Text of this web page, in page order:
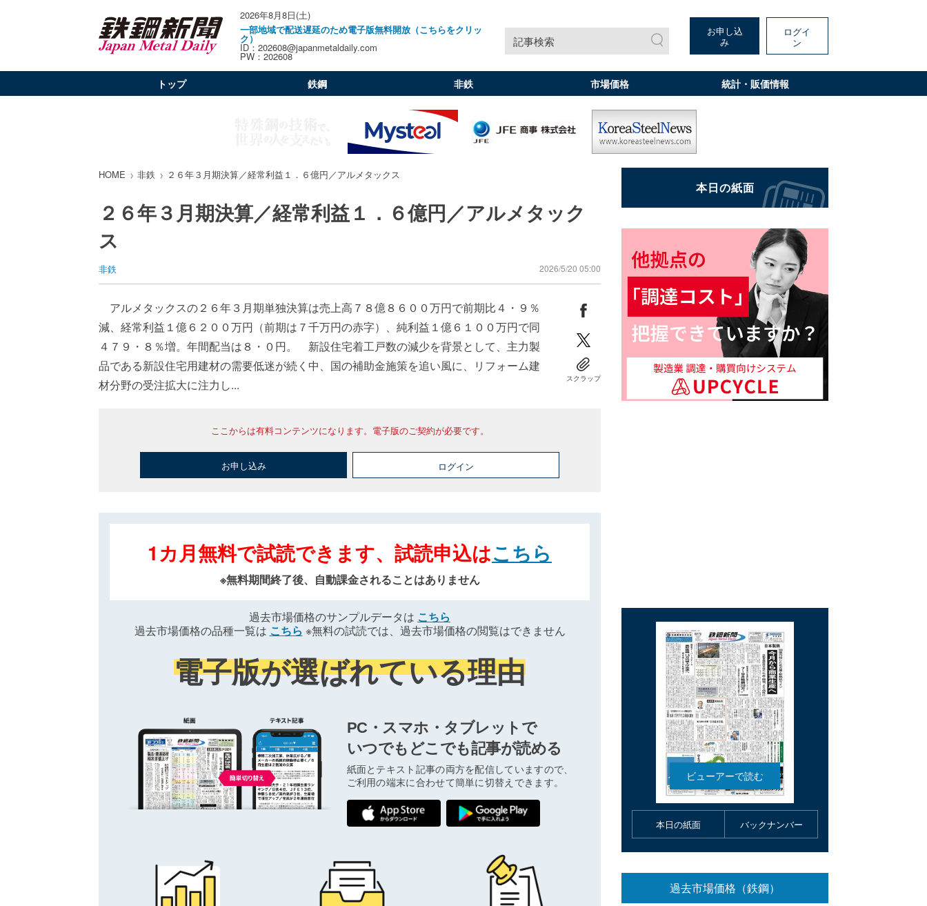
2026年8月8日(土)
一部地域で配送遅延のため電子版無料開放（こちらをクリッ
ク）
ID：202608@japanmetaldaily.com
PW：202608
記事検索
お申し込
み
ログイ
ン
トップ 鉄鋼 非鉄 市場価格 統計・販価情報
HOME 非鉄 ２６年３月期決算／経常利益１．６億円／アルメタックス
２６年３月期決算／経常利益１．６億円／アルメタック
ス
非鉄 2026/5/20 05:00
アルメタックスの２６年３月期単独決算は売上高７８億８６００万円で前期比４・９％
減、経常利益１億６２００万円（前期は７千万円の赤字）、純利益１億６１００万円で同
４７９・８％増。年間配当は８・０円。 新設住宅着工戸数の減少を背景として、主力製
品である新設住宅用建材の需要低迷が続く中、国の補助金施策を追い風に、リフォーム建
材分野の受注拡大に注力し...
スクラップ
ここからは有料コンテンツになります。電子版のご契約が必要です。
お申し込み ログイン
1カ月無料で試読できます、試読申込はこちら
※無料期間終了後、自動課金されることはありません
過去市場価格のサンプルデータは こちら
過去市場価格の品種一覧は こちら ※無料の試読では、過去市場価格の閲覧はできません
電子版が選ばれている理由
PC・スマホ・タブレットで
いつでもどこでも記事が読める
紙面とテキスト記事の両方を配信していますので、
ご利用の端末に合わせて簡単に切替えできます。
本日の紙面 バックナンバー
過去市場価格（鉄鋼）